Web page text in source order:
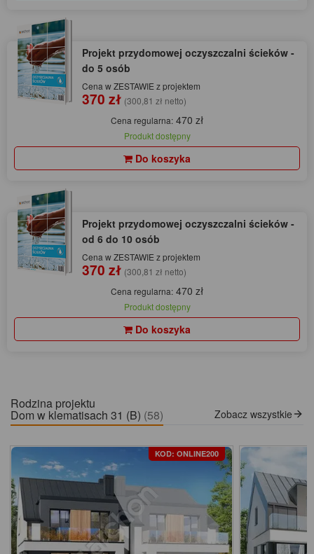
Projekt przydomowej oczyszczalni ścieków -
do 5 osób
Cena w ZESTAWIE z projektem
370 zł (300,81 zł netto)
Cena regularna: 470 zł
Produkt dostępny
Do koszyka
Projekt przydomowej oczyszczalni ścieków -
od 6 do 10 osób
Cena w ZESTAWIE z projektem
370 zł (300,81 zł netto)
Cena regularna: 470 zł
Produkt dostępny
Do koszyka
Rodzina projektu
Dom w klematisach 31 (B) (58) Zobacz wszystkie
KOD: ONLINE200